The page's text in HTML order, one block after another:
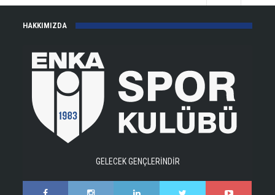
HAKKIMIZDA
GELECEK GENÇLERİNDİR